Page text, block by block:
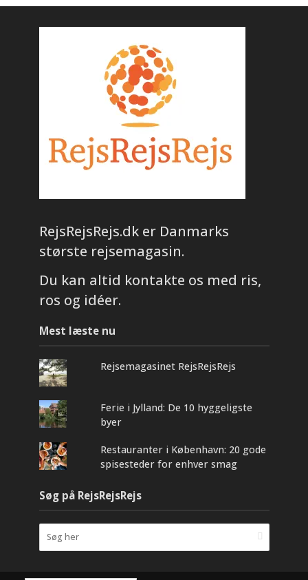
RejsRejsRejs.dk er Danmarks
største rejsemagasin.
Du kan altid kontakte os med ris,
ros og idéer.
Mest læste nu
Rejsemagasinet RejsRejsRejs
Ferie i Jylland: De 10 hyggeligste
byer
Restauranter i København: 20 gode
spisesteder for enhver smag
Søg på RejsRejsRejs